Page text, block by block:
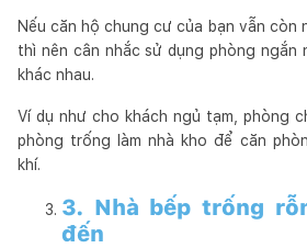
Nếu căn hộ chung cư của bạn vẫn còn
thì nên cân nhắc sử dụng phòng ngắn
khác nhau.
Ví dụ như cho khách ngủ tạm, phòng
phòng trống làm nhà kho để căn
khí.
3. Nhà bếp trống
đến